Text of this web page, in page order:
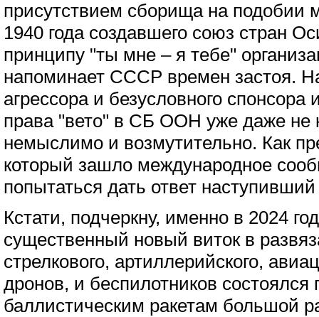
присутствием сборища на подобии
1940 года создавшего союз стран
принципу "ты мне – я тебе"
напоминает СССР времен застоя.
агрессора и безусловного спонсора
права "вето" в СБ ООН уже даже не
немыслимо и возмутительно. Как
который зашло международное
попытаться дать ответ наступивший
Кстати, подчеркну, именно в 2024
существенный новый виток в
стрелкового, артиллерийского,
дронов, и беспилотников состоялся
баллистическим ракетам большой